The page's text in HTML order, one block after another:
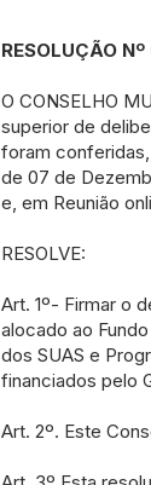
RESOLUÇÃO
O CONSELHO
superior de
foram
de 07 de
e, em Reunião
RESOLVE:
Art. 1º- Firmar o
alocado ao
dos SUAS e
financiados pelo
Art. 2º. Este